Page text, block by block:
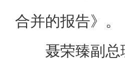
合并的报告》。
聂荣臻副